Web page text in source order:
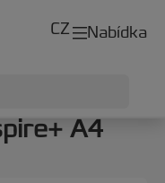
Nabídka
CZ
A4